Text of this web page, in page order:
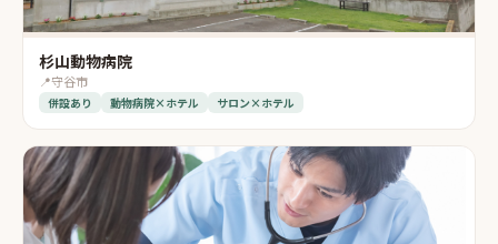
杉山動物病院
📍守谷市
併設あり 動物病院×ホテル サロン×ホテル